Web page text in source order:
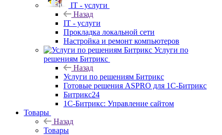
IT - услуги
Назад
IT - услуги
Прокладка локальной сети
Настройка и ремонт компьютеров
Услуги по
решениям Битрикс
Назад
Услуги по решениям Битрикс
Готовые решения ASPRO для 1С-Битрикс
Битрикс24
1С-Битрикс: Управление сайтом
Товары
Назад
Товары